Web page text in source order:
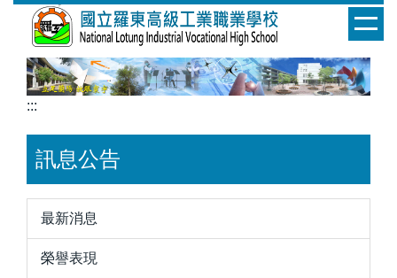
:::
訊息公告
最新消息
榮譽表現